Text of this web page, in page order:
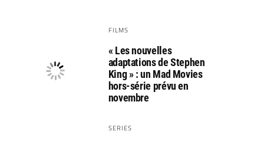
FILMS
« Les nouvelles
adaptations de Stephen
King » : un Mad Movies
hors-série prévu en
novembre
SERIES